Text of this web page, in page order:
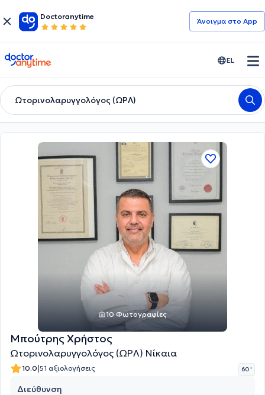
Doctoranytime
Άνοιγμα στο App
doctoranytime EL
Ωτορινολαρυγγολόγος (ΩΡΛ)
10 Φωτογραφίες
Μπούτρης Χρήστος
Ωτορινολαρυγγολόγος (ΩΡΛ) Νίκαια
10.0|51 αξιολογήσεις 60 '
Διεύθυνση